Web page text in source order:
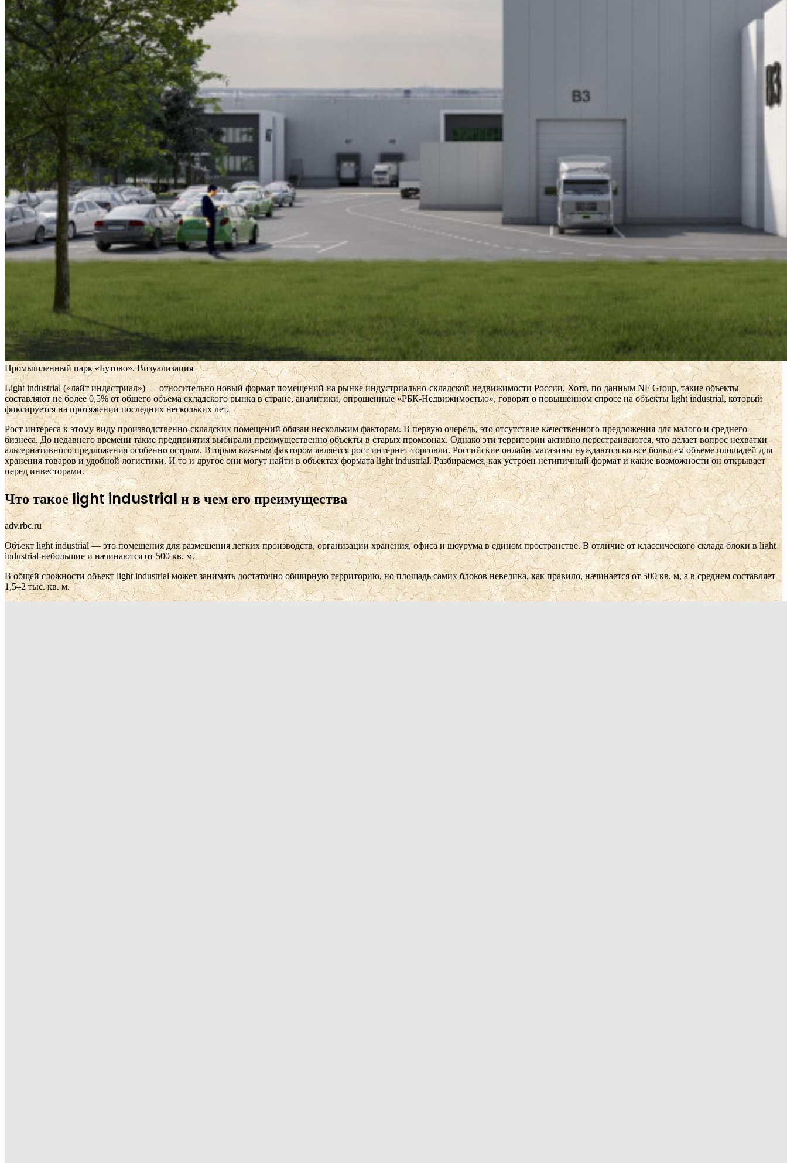
Промышленный парк «Бутово». Визуализация
Light industrial («лайт индастриал») — относительно новый формат помещений на рынке индустриально-складской недвижимости России. Хотя, по данным NF Group, такие объекты
составляют не более 0,5% от общего объема складского рынка в стране, аналитики, опрошенные «РБК-Недвижимостью», говорят о повышенном спросе на объекты light industrial, который
фиксируется на протяжении последних нескольких лет.
Рост интереса к этому виду производственно-складских помещений обязан нескольким факторам. В первую очередь, это отсутствие качественного предложения для малого и среднего
бизнеса. До недавнего времени такие предприятия выбирали преимущественно объекты в старых промзонах. Однако эти территории активно перестраиваются, что делает вопрос нехватки
альтернативного предложения особенно острым. Вторым важным фактором является рост интернет-торговли. Российские онлайн-магазины нуждаются во все большем объеме площадей для
хранения товаров и удобной логистики. И то и другое они могут найти в объектах формата light industrial. Разбираемся, как устроен нетипичный формат и какие возможности он открывает
перед инвесторами.
Что такое light industrial и в чем его преимущества
adv.rbc.ru
Объект light industrial — это помещения для размещения легких производств, организации хранения, офиса и шоурума в едином пространстве. В отличие от классического склада блоки в light
industrial небольшие и начинаются от 500 кв. м.
В общей сложности объект light industrial может занимать достаточно обширную территорию, но площадь самих блоков невелика, как правило, начинается от 500 кв. м, а в среднем составляет
1,5–2 тыс. кв. м.